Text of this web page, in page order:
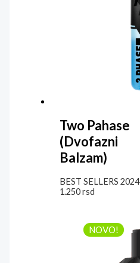
Two Pahase
(Dvofazni
Balzam)
BEST SELLERS 2024
1.250rsd
NOVO!